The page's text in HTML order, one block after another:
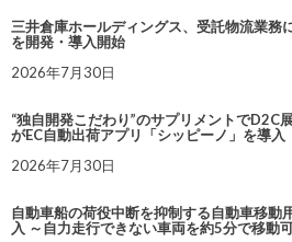
三井倉庫ホールディングス、受託物流業務
を開発・導入開始
2026年7月30日
“独自開発こだわり”のサプリメントでD2C
がEC自動出荷アプリ「シッピーノ」を導入
2026年7月30日
自動車船の荷役中断を抑制する自動車移動
入 ～自力走行できない車両を約5分で移動